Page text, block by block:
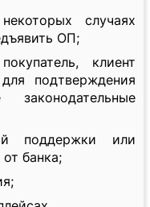
случаях
ОП;
клиент
подтверждения
поддержки или
банка;